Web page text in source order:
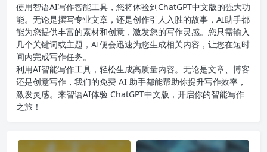
使用智语AI写作智能工具，您将体验到ChatGPT中文版的强大功
能。无论是撰写专业文章，还是创作引人入胜的故事，AI助手都
能为您提供丰富的素材和创意，激发您的写作灵感。您只需输入
几个关键词或主题，AI便会迅速为您生成相关内容，让您在短时
间内完成写作任务。
利用AI智能写作工具，轻松生成高质量内容。无论是文章、博客
还是创意写作，我们的免费 AI 助手都能帮助你提升写作效率，
激发灵感。来智语AI体验 ChatGPT中文版 ，开启你的智能写作
之旅！